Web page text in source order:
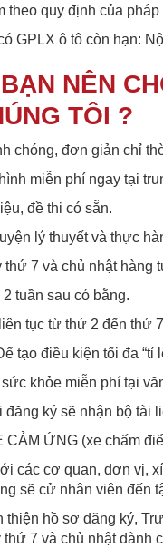
theo quy định của pháp
GPLX ô tô còn hạn:
NÊN
TÔI ?
chóng, đơn giản chỉ
miễn phí ngay tại
đề thi có sẵn.
lý thuyết và thực
thứ 7 và chủ nhật hàng
tuần sau có bằng.
tục từ thứ 2 đến thứ
tạo điều kiện tối đa “tỉ
khỏe miễn phí tại
đăng ký sẽ nhận bộ tài
ỨNG (xe chấm
các cơ quan, đơn vị,
sẽ cử nhân viên đến
thiện hồ sơ đăng ký,
thứ 7 và chủ nhật dành